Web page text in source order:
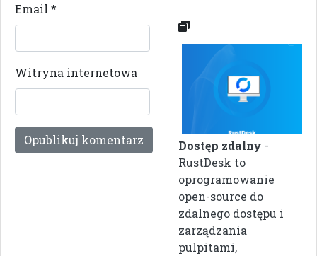
Email *
Witryna internetowa
Dostęp zdalny -
RustDesk to
oprogramowanie
open-source do
zdalnego dostępu i
zarządzania
pulpitami,